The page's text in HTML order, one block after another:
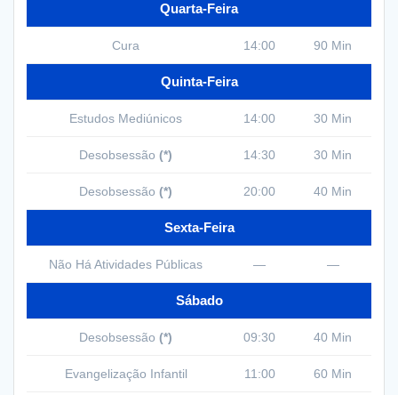
Quarta-Feira
Cura 14:00 90 Min
Quinta-Feira
Estudos Mediúnicos 14:00 30 Min
Desobsessão (*) 14:30 30 Min
Desobsessão (*) 20:00 40 Min
Sexta-Feira
Não Há Atividades Públicas — —
Sábado
Desobsessão (*) 09:30 40 Min
Evangelização Infantil 11:00 60 Min